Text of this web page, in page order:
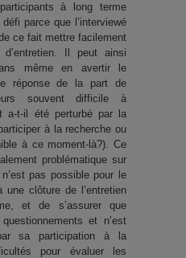
à long terme
parce que l’interviewé
ce fait mettre facilement
Il peut ainsi
même en avertir le
réponse de la part de
souvent difficile à
a-t-il été perturbé par la
à la recherche ou
à ce moment-là?). Ce
problématique sur
pas possible pour le
une clôture de l’entretien
et de s’assurer que
et n’est
sa participation à la
pour évaluer les